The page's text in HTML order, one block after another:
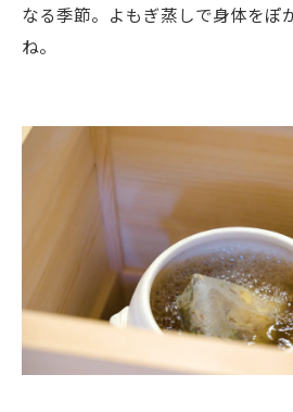
なる季節。よもぎ蒸しで身体をぽ
ね。